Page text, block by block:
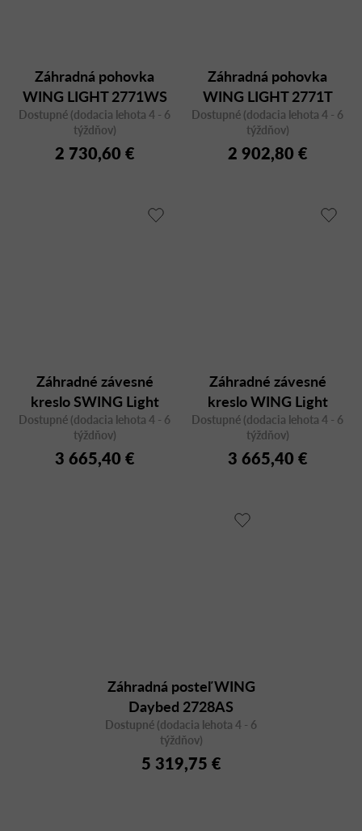
Záhradná pohovka
WING LIGHT 2771WS
biela, dvojmiestna
Dostupné (dodacia lehota 4 - 6
týždňov)
2 730,60 €
Záhradná pohovka
WING LIGHT 2771T
teak, dvojmiestna
Dostupné (dodacia lehota 4 - 6
týždňov)
2 902,80 €
Záhradné závesné
kreslo SWING Light
relax 2758G, svetlosivé
Dostupné (dodacia lehota 4 - 6
týždňov)
3 665,40 €
Záhradné závesné
kreslo WING Light
relax 2758AS, antracit
Dostupné (dodacia lehota 4 - 6
týždňov)
3 665,40 €
Záhradná posteľ WING
Daybed 2728AS
Dostupné (dodacia lehota 4 - 6
týždňov)
5 319,75 €